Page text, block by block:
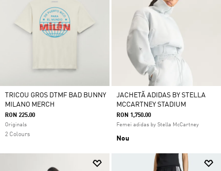
TRICOU GROS DTMF BAD BUNNY
MILANO MERCH
RON 225.00
Originals
2 Colours
JACHETĂ ADIDAS BY STELLA
MCCARTNEY STADIUM
RON 1,750.00
Femei adidas by Stella McCartney
Nou